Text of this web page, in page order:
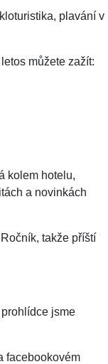
plavání v
můžete zažít:
kolem hotelu,
a novinkách
takže příští
jsme
facebookovém